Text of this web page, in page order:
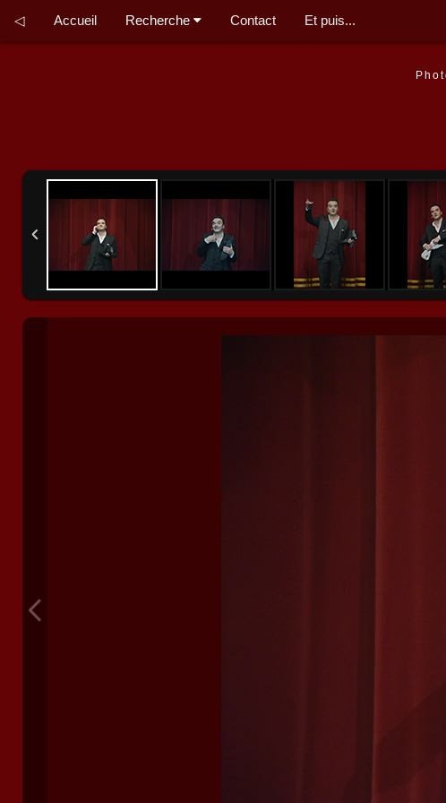
◁ Accueil Recherche Contact Et puis...